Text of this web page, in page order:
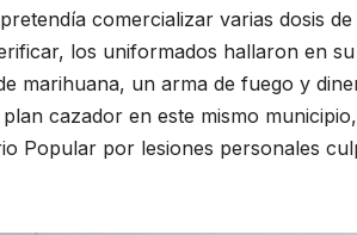
comercializar varias dosis
los uniformados hallaron en
marihuana, un arma de fuego y
cazador en este mismo
Popular por lesiones personales